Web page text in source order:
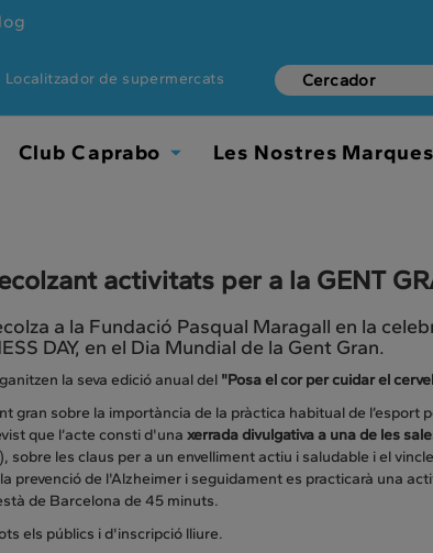
Localitzador de supermercats
Club Caprabo Les Nostres Marques
activitats per a la GENT
a la Fundació Pasqual Maragall en la
DAY, en el Dia Mundial de la Gent Gran.
la seva edició anual del "Posa el cor per cuidar el
gran sobre la importància de la pràctica habitual de l’esport
que l’acte consti d'una xerrada divulgativa a una de les
sobre les claus per a un envelliment actiu i saludable i el
prevenció de l'Alzheimer i seguidament es practicarà una
de Barcelona de 45 minuts.
els públics i d'inscripció lliure.